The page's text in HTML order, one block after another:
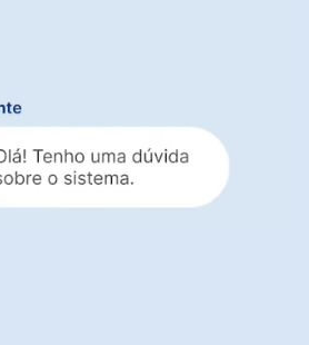
organizada
especialistas
que entendem
pequena empresa
completo e gratuito em todos
durante o teste